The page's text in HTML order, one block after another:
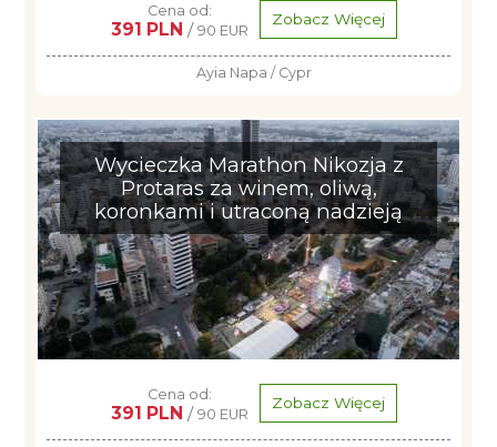
Cena od:
391 PLN / 90 EUR
Zobacz Więcej
Ayia Napa / Cypr
Wycieczka Marathon Nikozja z
Protaras za winem, oliwą,
koronkami i utraconą nadzieją
Cena od:
391 PLN / 90 EUR
Zobacz Więcej